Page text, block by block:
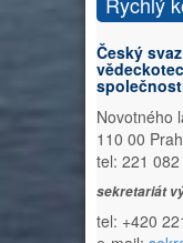
Český svaz
Novotného
110 00
tel: 221 082
sekretariát
tel: +420